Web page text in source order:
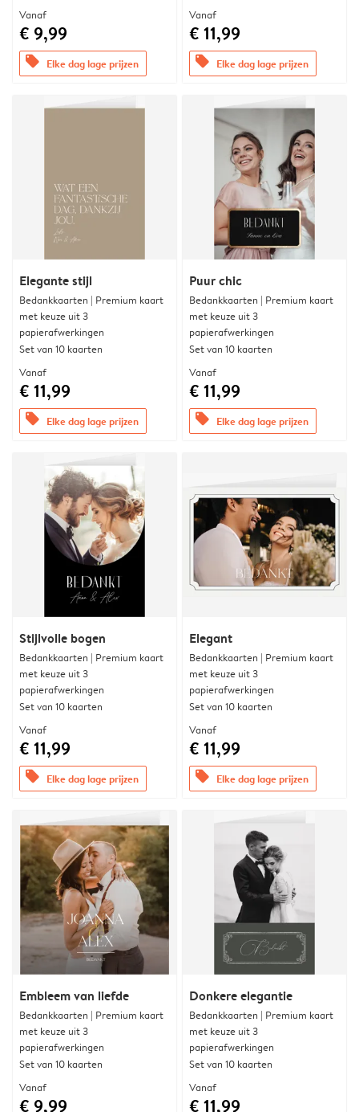
Vanaf
€ 9,99
offers Elke dag lage prijzen
Vanaf
€ 11,99
offers Elke dag lage prijzen
Elegante stijl
Bedankkaarten | Premium kaart
met keuze uit 3
papierafwerkingen
Set van 10 kaarten
Vanaf
€ 11,99
offers Elke dag lage prijzen
Puur chic
Bedankkaarten | Premium kaart
met keuze uit 3
papierafwerkingen
Set van 10 kaarten
Vanaf
€ 11,99
offers Elke dag lage prijzen
Stijlvolle bogen
Bedankkaarten | Premium kaart
met keuze uit 3
papierafwerkingen
Set van 10 kaarten
Vanaf
€ 11,99
offers Elke dag lage prijzen
Elegant
Bedankkaarten | Premium kaart
met keuze uit 3
papierafwerkingen
Set van 10 kaarten
Vanaf
€ 11,99
offers Elke dag lage prijzen
Embleem van liefde
Bedankkaarten | Premium kaart
met keuze uit 3
papierafwerkingen
Set van 10 kaarten
Vanaf
€ 9,99
Donkere elegantie
Bedankkaarten | Premium kaart
met keuze uit 3
papierafwerkingen
Set van 10 kaarten
Vanaf
€ 11,99